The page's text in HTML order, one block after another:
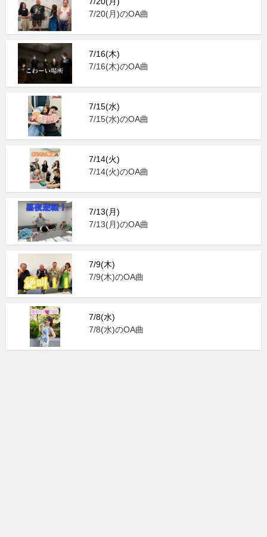
7/20(月)のOA曲
7/16(木)
7/16(木)のOA曲
7/15(水)
7/15(水)のOA曲
7/14(火)
7/14(火)のOA曲
7/13(月)
7/13(月)のOA曲
7/9(木)
7/9(木)のOA曲
7/8(水)
7/8(水)のOA曲